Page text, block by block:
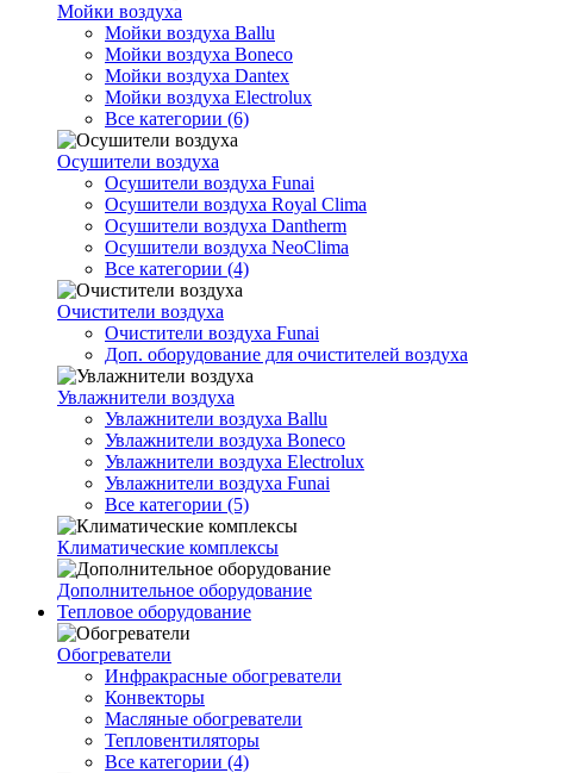
Мойки воздуха
Мойки воздуха Ballu
Мойки воздуха Boneco
Мойки воздуха Dantex
Мойки воздуха Electrolux
Все категории (6)
Осушители воздуха
Осушители воздуха Funai
Осушители воздуха Royal Clima
Осушители воздуха Dantherm
Осушители воздуха NeoClima
Все категории (4)
Очистители воздуха
Очистители воздуха Funai
Доп. оборудование для очистителей воздуха
Увлажнители воздуха
Увлажнители воздуха Ballu
Увлажнители воздуха Boneco
Увлажнители воздуха Electrolux
Увлажнители воздуха Funai
Все категории (5)
Климатические комплексы
Дополнительное оборудование
Тепловое оборудование
Обогреватели
Инфракрасные обогреватели
Конвекторы
Масляные обогреватели
Тепловентиляторы
Все категории (4)